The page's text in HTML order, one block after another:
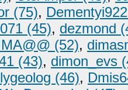
(75),
(45), dezmond
(52),
(43), dimon_evs
(46),